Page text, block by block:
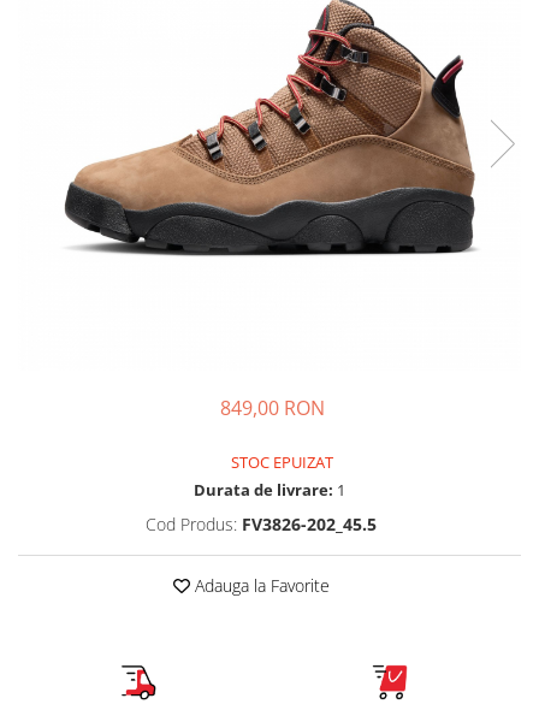
Pantaloni scurti Copii
Accesorii
Ingrijire incaltaminte
849,00 RON
STOC EPUIZAT
Durata de livrare: 1
Cod Produs: FV3826-202_45.5
Adauga la Favorite